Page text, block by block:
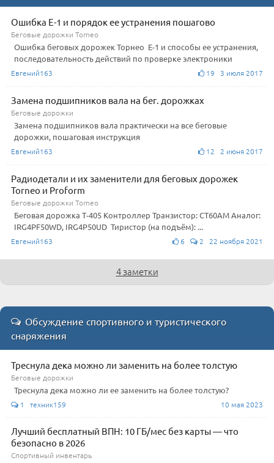
Ошибка Е-1 и порядок ее устранения пошагово
Беговые дорожки Torneo
Ошибка беговых дорожек Торнео Е-1 и способы ее устранения,
последовательность действий по проверке электроники
Евгений163 19 3 июля 2017
Замена подшипников вала на бег. дорожках
Беговые дорожки
Замена подшипников вала практически на все беговые
дорожки, пошаговая инструкция
Евгений163 12 2 июня 2017
Радиодетали и их заменители для беговых дорожек
Torneo и Proform
Беговые дорожки Torneo
Беговая дорожка Т-405 Контроллер Транзистор: CT60AM Аналог:
IRG4PF50WD, IRG4P50UD Тиристор (на подъём): ...
Евгений163 6 2 22 ноября 2021
4 заметки
Обсуждение спортивного и туристического
снаряжения
Треснула дека можно ли заменить на более толстую
Беговые дорожки
Треснула дека можно ли ее заменить на более толстую?
1 техник159 10 мая 2023
Лучший бесплатный ВПН: 10 ГБ/мес без карты — что
безопасно в 2026
Спортивный инвентарь